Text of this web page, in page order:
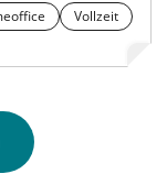
Vollzeit